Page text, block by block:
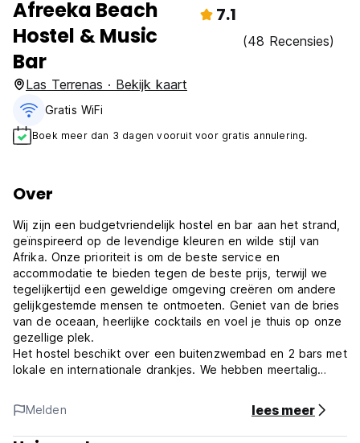
Afreeka Beach
Hostel & Music
Bar
7.1
(48 Recensies)
Las Terrenas · Bekijk kaart
Gratis WiFi
Boek meer dan 3 dagen vooruit voor gratis annulering.
Over
Wij zijn een budgetvriendelijk hostel en bar aan het strand,
geïnspireerd op de levendige kleuren en wilde stijl van
Afrika. Onze prioriteit is om de beste service en
accommodatie te bieden tegen de beste prijs, terwijl we
tegelijkertijd een geweldige omgeving creëren om andere
gelijkgestemde mensen te ontmoeten. Geniet van de bries
van de oceaan, heerlijke cocktails en voel je thuis op onze
gezellige plek.
Het hostel beschikt over een buitenzwembad en 2 bars met
lokale en internationale drankjes. We hebben meertalig
en u uitstekende informatie kan geven zodat u het noorden
van de Dominicaanse Republiek kunt ontdekken.
Melden lees meer